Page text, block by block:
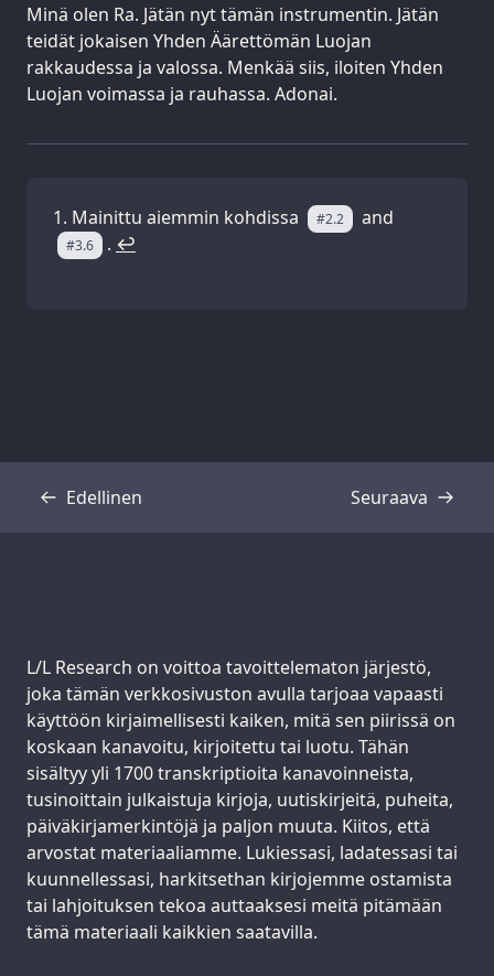
Minä olen Ra. Jätän nyt tämän instrumentin. Jätän
teidät jokaisen Yhden Äärettömän Luojan
rakkaudessa ja valossa. Menkää siis, iloiten Yhden
Luojan voimassa ja rauhassa. Adonai.
Mainittu aiemmin kohdissa #2.2 and
#3.6 . ↩
Edellinen
Transkriptio Seuraava
Transkriptio
Support us:
L/L Research on voittoa tavoittelematon järjestö,
joka tämän verkkosivuston avulla tarjoaa vapaasti
käyttöön kirjaimellisesti kaiken, mitä sen piirissä on
koskaan kanavoitu, kirjoitettu tai luotu. Tähän
sisältyy yli 1700 transkriptioita kanavoinneista,
tusinoittain julkaistuja kirjoja, uutiskirjeitä, puheita,
päiväkirjamerkintöjä ja paljon muuta. Kiitos, että
arvostat materiaaliamme. Lukiessasi, ladatessasi tai
kuunnellessasi, harkitsethan kirjojemme ostamista
tai lahjoituksen tekoa auttaaksesi meitä pitämään
tämä materiaali kaikkien saatavilla.